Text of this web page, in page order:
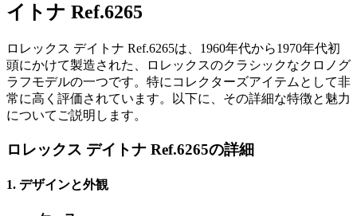
イトナ Ref.6265
ロレックス デイトナ Ref.6265は、1960年代から1970年代初
頭にかけて製造された、ロレックスのクラシックなクロノグ
ラフモデルの一つです。特にコレクターズアイテムとして非
常に高く評価されています。以下に、その詳細な特徴と魅力
についてご説明します。
ロレックス デイトナ Ref.6265の詳細
1. デザインと外観